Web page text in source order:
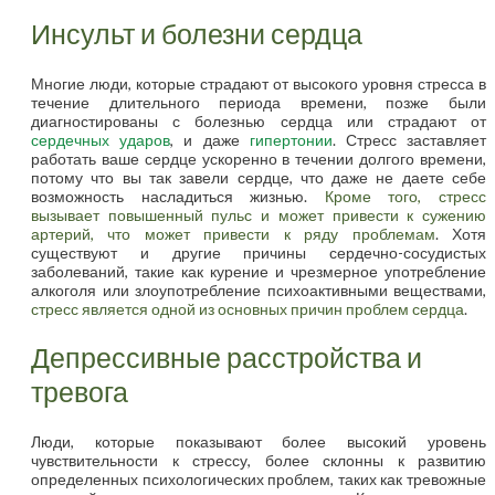
Инсульт и болезни сердца
Многие люди, которые страдают от высокого уровня стресса в
течение длительного периода времени, позже были
диагностированы с болезнью сердца или страдают от
сердечных ударов, и даже гипертонии. Стресс заставляет
работать ваше сердце ускоренно в течении долгого времени,
потому что вы так завели сердце, что даже не даете себе
возможность насладиться жизнью. Кроме того, стресс
вызывает повышенный пульс и может привести к сужению
артерий, что может привести к ряду проблемам. Хотя
существуют и другие причины сердечно-сосудистых
заболеваний, такие как курение и чрезмерное употребление
алкоголя или злоупотребление психоактивными веществами,
стресс является одной из основных причин проблем сердца.
Депрессивные расстройства и
тревога
Люди, которые показывают более высокий уровень
чувствительности к стрессу, более склонны к развитию
определенных психологических проблем, таких как тревожные